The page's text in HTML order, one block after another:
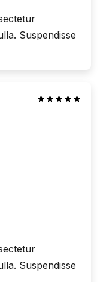
Suspendisse
Suspendisse